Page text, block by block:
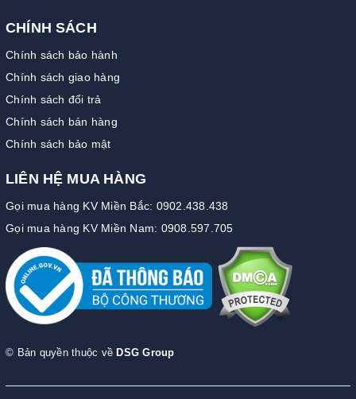
CHÍNH SÁCH
Chính sách bảo hành
Chính sách giao hàng
Chính sách đổi trả
Chính sách bán hàng
Chính sách bảo mật
LIÊN HỆ MUA HÀNG
Gọi mua hàng KV Miền Bắc: 0902.438.438
Gọi mua hàng KV Miền Nam: 0908.597.705
© Bản quyền thuộc về DSG Group